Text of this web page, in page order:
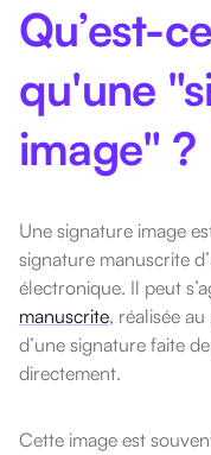
Qu’est-ce
qu'une
image" ?
Une signature image
signature manuscrite
électronique. Il peut
manuscrite, réalisée
d’une signature faite
directement.
Cette image est